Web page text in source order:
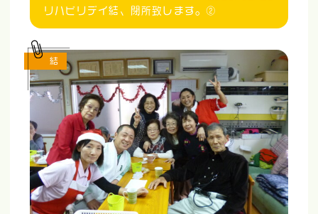
リハビリデイ結、閉所致します。②
結